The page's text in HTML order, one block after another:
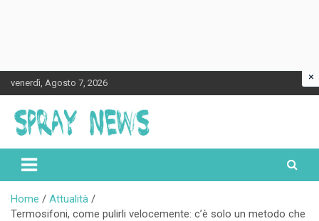
to
content
venerdì, Agosto 7, 2026
Spraynews.it
Home
Attualità
Termosifoni, come pulirli velocemente: c’è solo un metodo che
×